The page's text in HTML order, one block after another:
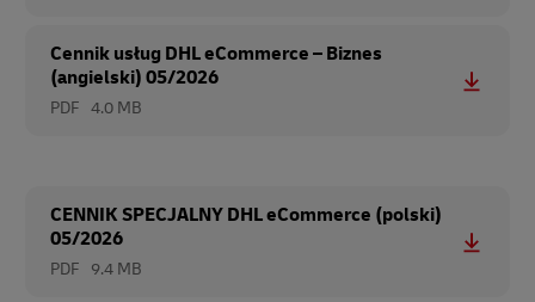
Cennik usług DHL eCommerce – Biznes
(angielski) 05/2026
PDF 4.0 MB
CENNIK SPECJALNY DHL eCommerce (polski)
05/2026
PDF 9.4 MB